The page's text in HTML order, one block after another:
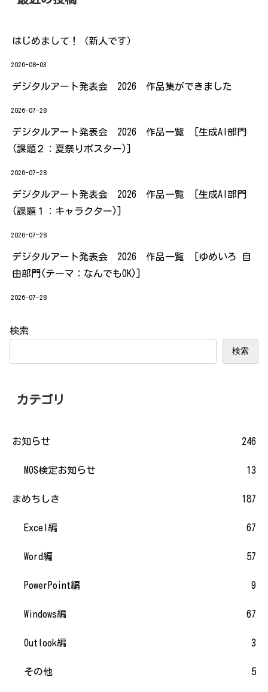
はじめまして！（新人です）
2026-08-03
デジタルアート発表会 2026 作品集ができました
2026-07-28
デジタルアート発表会 2026 作品一覧 [生成AI部門
(課題２：夏祭りポスター)]
2026-07-28
デジタルアート発表会 2026 作品一覧 [生成AI部門
(課題１：キャラクター)]
2026-07-28
デジタルアート発表会 2026 作品一覧 [ゆめいろ 自
由部門(テーマ：なんでもOK)]
2026-07-28
検索
検索
カテゴリ
お知らせ 246
MOS検定お知らせ 13
まめちしき 187
Excel編 67
Word編 57
PowerPoint編 9
Windows編 67
Outlook編 3
その他 5